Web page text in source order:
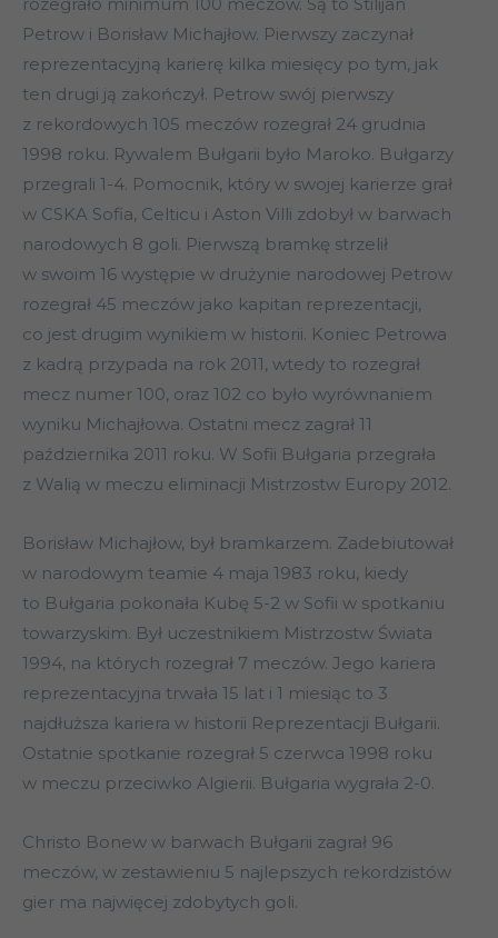
Petrow i Borisław Michajłow. Pierwszy zaczynał
reprezentacyjną karierę kilka miesięcy po tym, jak
ten drugi ją zakończył. Petrow swój pierwszy
z rekordowych 105 meczów rozegrał 24 grudnia
1998 roku. Rywalem Bułgarii było Maroko. Bułgarzy
przegrali 1-4. Pomocnik, który w swojej karierze grał
w CSKA Sofia, Celticu i Aston Villi zdobył w barwach
narodowych 8 goli. Pierwszą bramkę strzelił
w swoim 16 występie w drużynie narodowej Petrow
rozegrał 45 meczów jako kapitan reprezentacji,
co jest drugim wynikiem w historii. Koniec Petrowa
z kadrą przypada na rok 2011, wtedy to rozegrał
mecz numer 100, oraz 102 co było wyrównaniem
wyniku Michajłowa. Ostatni mecz zagrał 11
października 2011 roku. W Sofii Bułgaria przegrała
z Walią w meczu eliminacji Mistrzostw Europy 2012.
Borisław Michajłow, był bramkarzem. Zadebiutował
w narodowym teamie 4 maja 1983 roku, kiedy
to Bułgaria pokonała Kubę 5-2 w Sofii w spotkaniu
towarzyskim. Był uczestnikiem Mistrzostw Świata
1994, na których rozegrał 7 meczów. Jego kariera
reprezentacyjna trwała 15 lat i 1 miesiąc to 3
najdłuższa kariera w historii Reprezentacji Bułgarii.
Ostatnie spotkanie rozegrał 5 czerwca 1998 roku
w meczu przeciwko Algierii. Bułgaria wygrała 2-0.
Christo Bonew w barwach Bułgarii zagrał 96
meczów, w zestawieniu 5 najlepszych rekordzistów
gier ma najwięcej zdobytych goli.